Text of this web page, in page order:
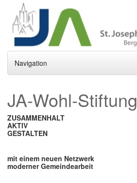
Navigation
Aktuelles
Gottesdienste und Sakramente
Gremien
JA-Wohl-Stiftung
ZUSAMMENHALT
AKTIV
GESTALTEN
mit einem neuen Netzwerk
moderner Gemeindearbeit